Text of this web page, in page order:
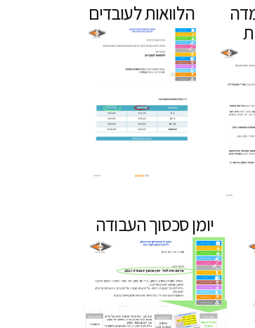
הלוואות לעובדים
יומן סכסוך העבודה